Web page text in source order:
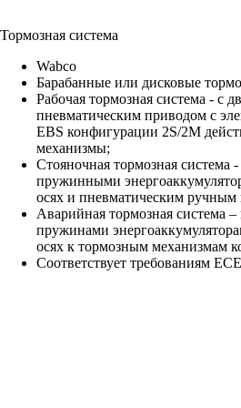
Тормозная система
Wabco
Барабанные или дисковые
Рабочая тормозная система - с
пневматическим приводом c
EBS конфигурации 2S/2M
механизмы;
Стояночная тормозная система
пружинными
осях и пневматическим ручным
Аварийная тормозная система
пружинами
осях к тормозным механизмам
Соответствует требованиям ECE